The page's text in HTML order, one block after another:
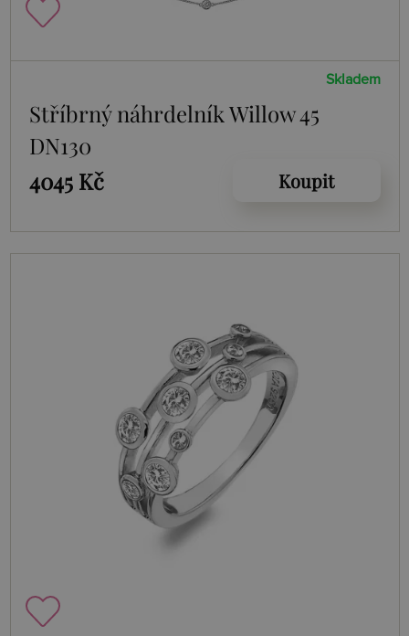
Skladem
Stříbrný náhrdelník Willow 45
DN130
4045 Kč
Koupit